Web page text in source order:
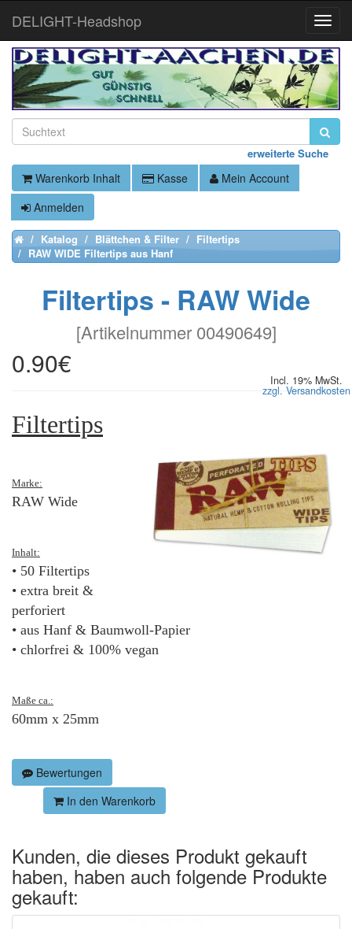
erweiterte Suche
Warenkorb Inhalt Kasse
Mein Account
Anmelden
HomeKatalog Blättchen & Filter
Filtertips
RAW WIDE Filtertips aus Hanf
Filtertips - RAW Wide
[Artikelnummer 00490649]
0.90€
Incl. 19% MwSt.
zzgl. Versandkosten
Filtertips
Marke:
RAW Wide
Inhalt:
• 50 Filtertips
• extra breit &
perforiert
• aus Hanf & Baumwoll-Papier
• chlorfrei & 100% vegan
Maße ca.:
60mm x 25mm
Bewertungen
In den Warenkorb
Kunden, die dieses Produkt gekauft
haben, haben auch folgende Produkte
gekauft:
Toggle
DELIGHT-Headshop